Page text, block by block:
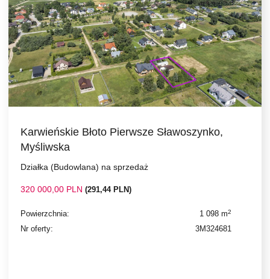
Karwieńskie Błoto Pierwsze Sławoszynko,
Myśliwska
Działka (Budowlana) na sprzedaż
320 000,00 PLN (291,44 PLN)
Powierzchnia: 1 098 m2
Nr oferty: 3M324681